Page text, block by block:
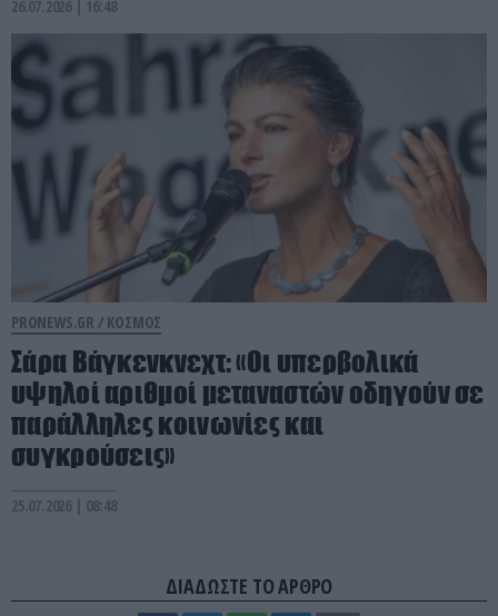
26.07.2026 | 16:48
PRONEWS.GR / ΚΟΣΜΟΣ
Σάρα Βάγκενκνεχτ: «Οι υπερβολικά
υψηλοί αριθμοί μεταναστών οδηγούν σε
παράλληλες κοινωνίες και
συγκρούσεις»
25.07.2026 | 08:48
ΔΙΑΔΩΣΤΕ ΤΟ ΑΡΘΡΟ